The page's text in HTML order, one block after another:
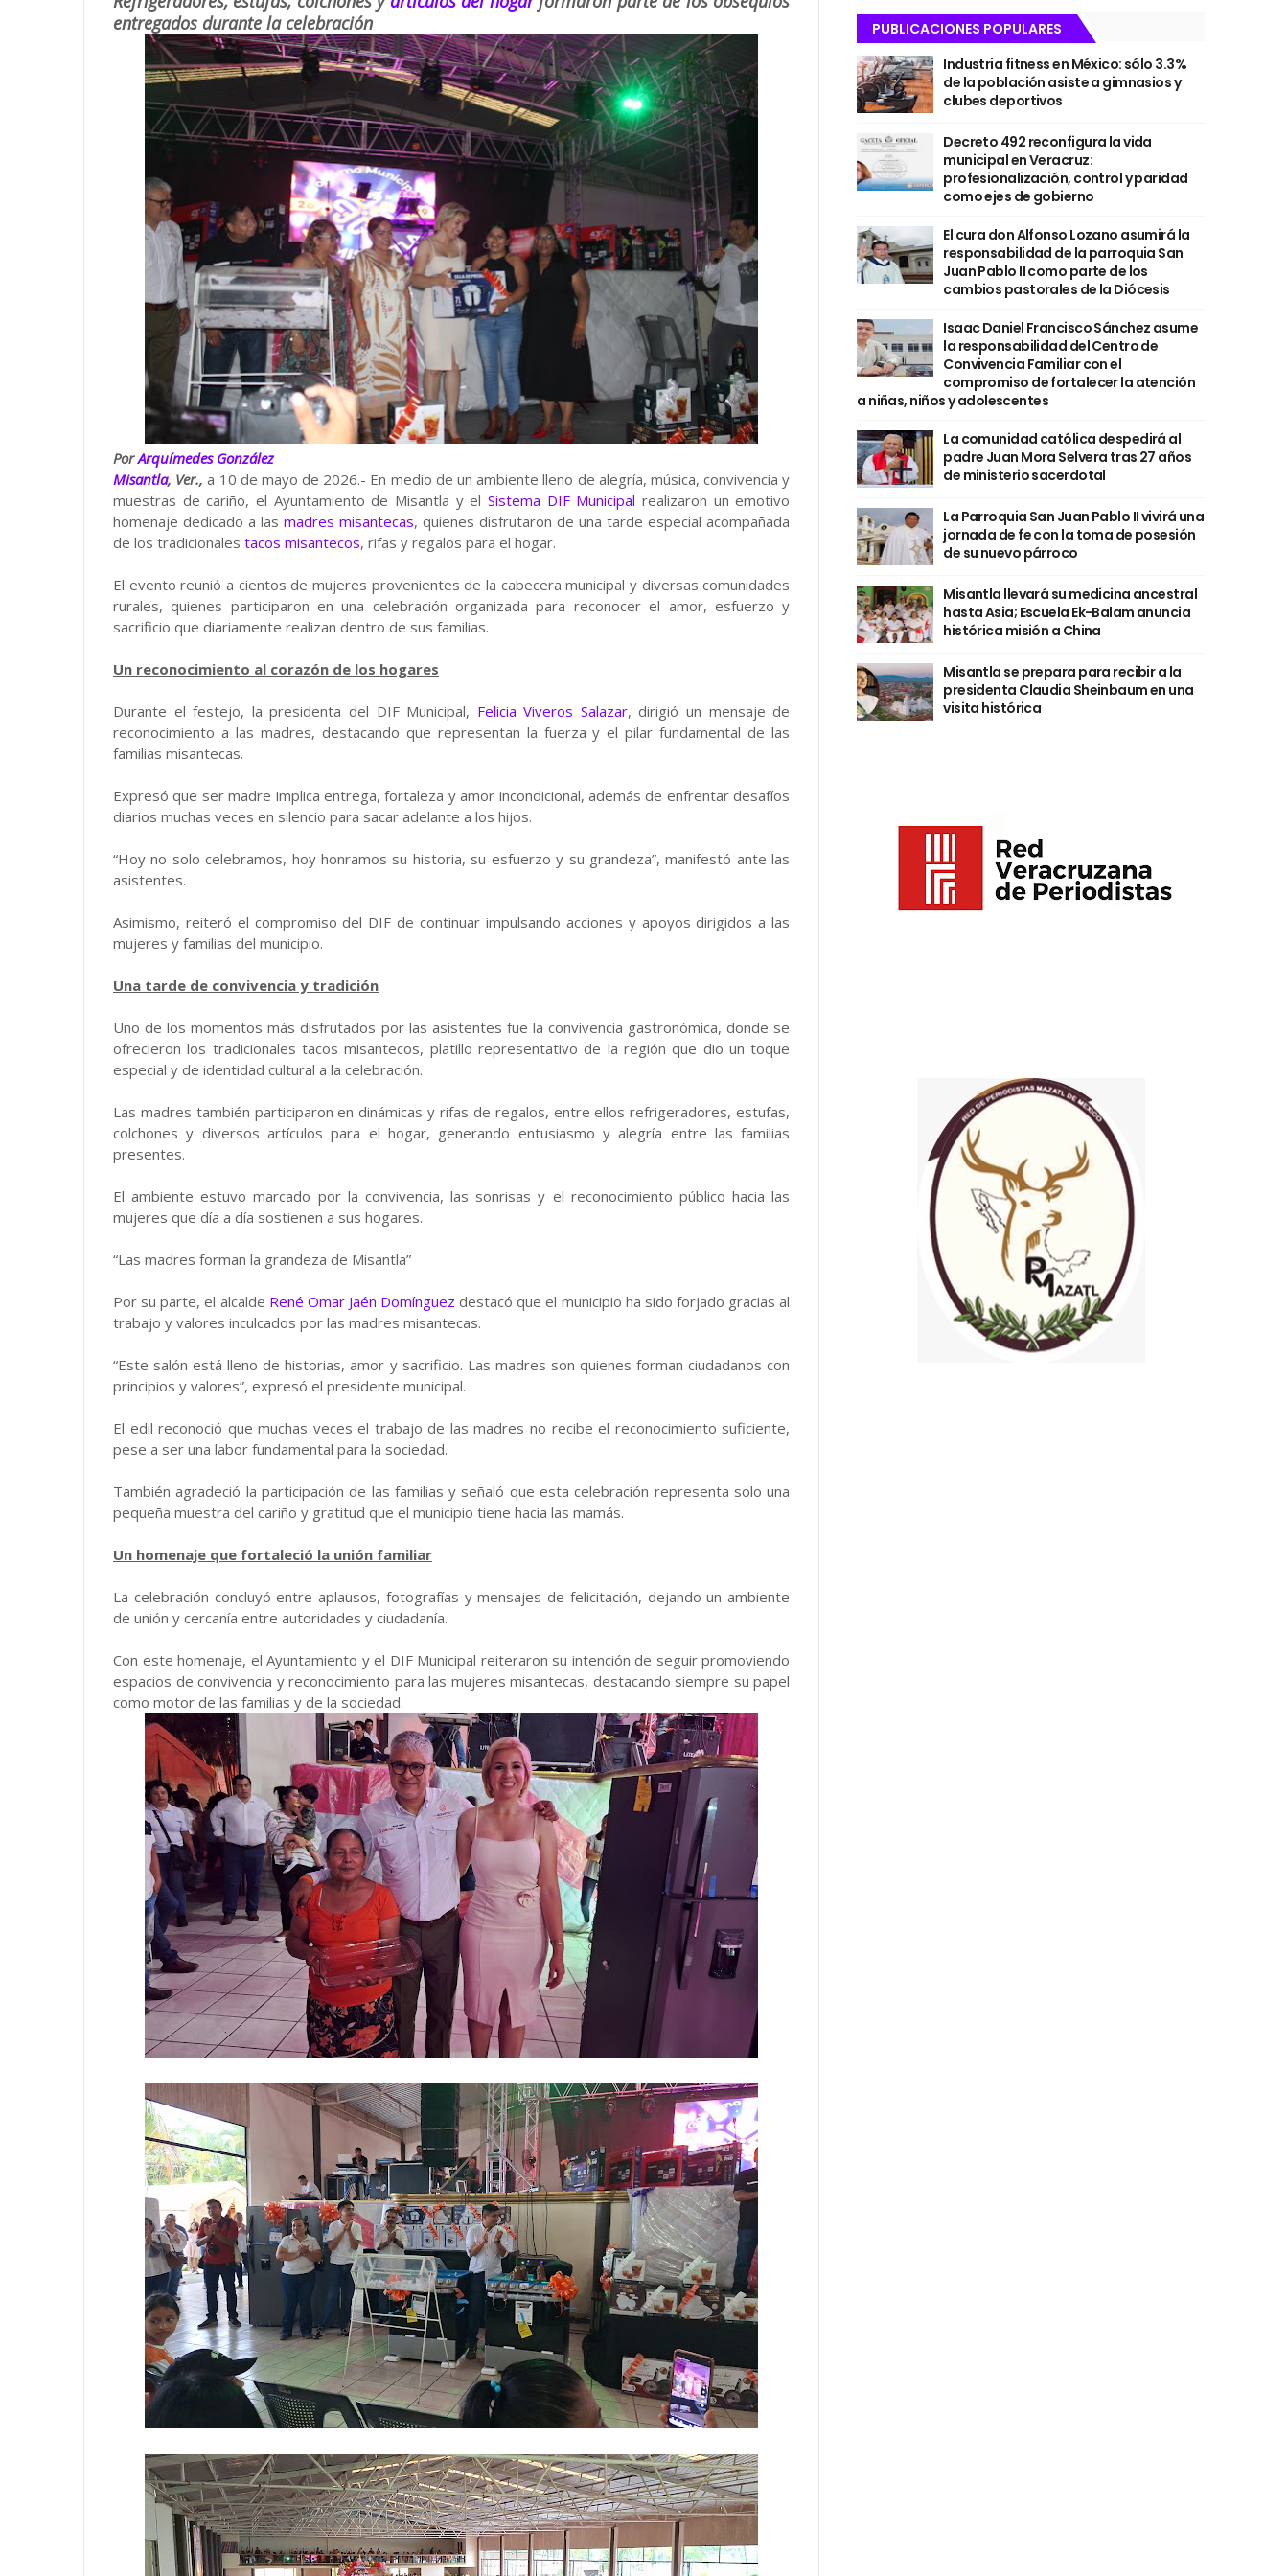
entregados durante la celebración
PorArquímedes González
Misantla, Ver., a 10 de mayo de 2026.- En medio de un ambiente lleno de alegría, música, convivencia y
muestras de cariño, el Ayuntamiento de Misantla y el Sistema DIF Municipal realizaron un emotivo
homenaje dedicado a lasmadres misantecas, quienes disfrutaron de una tarde especial acompañada
de los tradicionales tacos misantecos, rifas y regalos para el hogar.
El evento reunió a cientos de mujeres provenientes de la cabecera municipal y diversas comunidades
rurales, quienes participaron en una celebración organizada para reconocer el amor, esfuerzo y
sacrificio que diariamente realizan dentro de sus familias.
Un reconocimiento al corazón de los hogares
Durante el festejo, la presidenta del DIF Municipal, Felicia Viveros Salazar, dirigió un mensaje de
reconocimiento a las madres, destacando que representan la fuerza y el pilar fundamental de las
familias misantecas.
Expresó que ser madre implica entrega, fortaleza y amor incondicional, además de enfrentar desafíos
diarios muchas veces en silencio para sacar adelante a los hijos.
“Hoy no solo celebramos, hoy honramos su historia, su esfuerzo y su grandeza”, manifestó ante las
asistentes.
Asimismo, reiteró el compromiso del DIF de continuar impulsando acciones y apoyos dirigidos a las
mujeres y familias del municipio.
Una tarde de convivencia y tradición
Uno de los momentos más disfrutados por las asistentes fue la convivencia gastronómica, donde se
ofrecieron los tradicionales tacos misantecos, platillo representativo de la región que dio un toque
especial y de identidad cultural a la celebración.
Las madres también participaron en dinámicas y rifas de regalos, entre ellos refrigeradores, estufas,
colchones y diversos artículos para el hogar, generando entusiasmo y alegría entre las familias
presentes.
El ambiente estuvo marcado por la convivencia, las sonrisas y el reconocimiento público hacia las
mujeres que día a día sostienen a sus hogares.
“Las madres forman la grandeza de Misantla”
Por su parte, el alcalde René Omar Jaén Domínguez destacó que el municipio ha sido forjado gracias al
trabajo y valores inculcados por las madres misantecas.
“Este salón está lleno de historias, amor y sacrificio. Las madres son quienes forman ciudadanos con
principios y valores”, expresó el presidente municipal.
El edil reconoció que muchas veces el trabajo de las madres no recibe el reconocimiento suficiente,
pese a ser una labor fundamental para la sociedad.
También agradeció la participación de las familias y señaló que esta celebración representa solo una
pequeña muestra del cariño y gratitud que el municipio tiene hacia las mamás.
Un homenaje que fortaleció la unión familiar
La celebración concluyó entre aplausos, fotografías y mensajes de felicitación, dejando un ambiente
de unión y cercanía entre autoridades y ciudadanía.
Con este homenaje, el Ayuntamiento y el DIF Municipal reiteraron su intención de seguir promoviendo
espacios de convivencia y reconocimiento para las mujeres misantecas, destacando siempre su papel
como motor de las familias y de la sociedad.
PUBLICACIONES POPULARES
Industria fitness en México: sólo 3.3%
de la población asiste a gimnasios y
clubes deportivos
Decreto 492 reconfigura la vida
municipal en Veracruz:
profesionalización, control y paridad
como ejes de gobierno
El cura don Alfonso Lozano asumirá la
responsabilidad de la parroquia San
Juan Pablo II como parte de los
cambios pastorales de la Diócesis
Isaac Daniel Francisco Sánchez asume
la responsabilidad del Centro de
Convivencia Familiar con el
compromiso de fortalecer la atención
a niñas, niños y adolescentes
La comunidad católica despedirá al
padre Juan Mora Selvera tras 27 años
de ministerio sacerdotal
La Parroquia San Juan Pablo II vivirá una
jornada de fe con la toma de posesión
de su nuevo párroco
Misantla llevará su medicina ancestral
hasta Asia; Escuela Ek-Balam anuncia
histórica misión a China
Misantla se prepara para recibir a la
presidenta Claudia Sheinbaum en una
visita histórica